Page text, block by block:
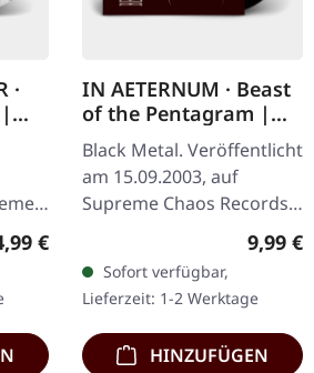
·
Preis:
€
IN AETERNUM · Beast
of the Pentagram |
BLACK 10" MLP
Black Metal. Veröffentlicht
am 15.09.2003, auf
Supreme Chaos Records.
Achtung! Wir haben nur
noch Exemplare mit
"Promo" statt
Nummerierung.
Spezielle…
9,99 €
Sofort verfügbar,
Lieferzeit: 1-2 Werktage
HINZUFÜGEN